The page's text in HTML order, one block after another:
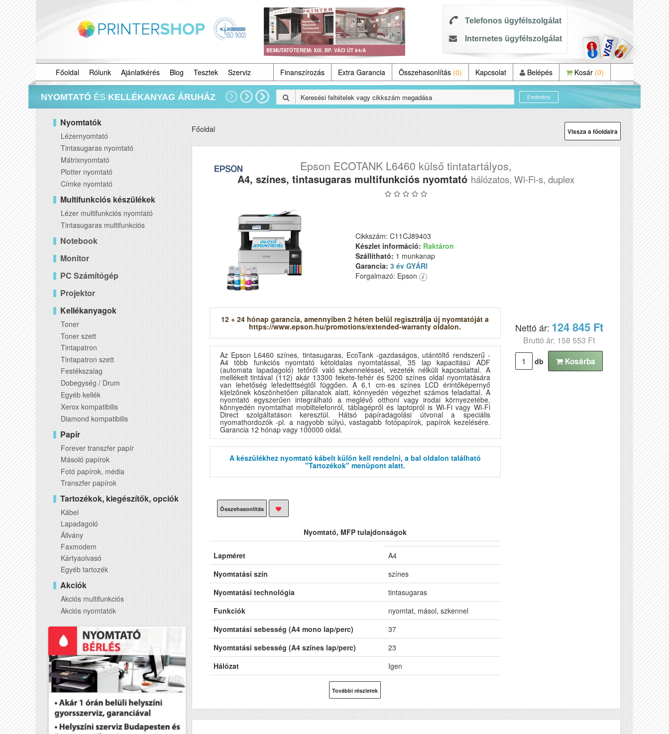
BEMUTATÓTEREM: XIII. BP. VÁCI ÚT 64/A
Telefonos ügyfélszolgálat
Internetes ügyfélszolgálat
Főoldal Rólunk Ajánlatkérés Blog Tesztek Szerviz Finanszírozás Extra Garancia Összehasonlítás (0) Kapcsolat Belépés Kosár (0)
NYOMTATÓ ÉS KELLÉKANYAG ÁRUHÁZ Eredmény
Nyomtatók
Lézernyomtató
Tintasugaras nyomtató
Mátrixnyomtató
Plotter nyomtató
Címke nyomtató
Multifunkciós készülékek
Lézer multifunkciós nyomtató
Tintasugaras multifunkciós
Notebook
Monitor
PC Számítógép
Projektor
Kellékanyagok
Toner
Toner szett
Tintapatron
Tintapatron szett
Festékszalag
Dobegység / Drum
Egyéb kellék
Xerox kompatibilis
Diamond kompatibilis
Papír
Forever transzfer papír
Másoló papírok
Fotó papírok, média
Transzfer papírok
Tartozékok, kiegészítők, opciók
Kábel
Lapadagoló
Állvány
Faxmodem
Kártyaolvasó
Egyéb tartozék
Akciók
Akciós multifunkciós
Akciós nyomtatók
Vissza a főoldalra
Főoldal
Epson ECOTANK L6460 külső tintatartályos,
A4, színes, tintasugaras multifunkciós nyomtató hálózatos, Wi-Fi-s, duplex
Cikkszám: C11CJ89403
Készlet információ: Raktáron
Szállítható: 1 munkanap
Garancia: 3 év GYÁRI
Forgalmazó: Epson
12 + 24 hónap garancia, amennyiben 2 héten belül regisztrálja új nyomtatóját a
https://www.epson.hu/promotions/extended-warranty oldalon.
Az Epson L6460 színes, tintasugaras, EcoTank -gazdaságos, utántöltő rendszerű -
A4 több funkciós nyomtató kétoldalas nyomtatással, 35 lap kapacitású ADF
(automata lapadagoló) tetőről való szkenneléssel, vezeték nélküli kapcsolattal. A
mellékelt tintával (112) akár 13300 fekete-fehér és 5200 színes oldal nyomtatására
van lehetőség lefedetttségtől függően. A 6,1 cm-es színes LCD érintőképernyő
kijelzőnek köszönhetően pillanatok alatt, könnyedén végezhet számos feladattal. A
nyomtató egyszerűen integrálható a meglévő otthoni vagy irodai környezetébe,
könnyedén nyomtathat mobiltelefonról, táblagépről és laptopról is Wi-Fi vagy Wi-Fi
Direct szolgáltatáson keresztül. Hátsó papíradagolási útvonal a speciális
nyomathordozók -pl. a nagyobb súlyú, vastagabb fotópapírok, papírok kezelésére.
Garancia 12 hónap vagy 100000 oldal.
A készülékhez nyomtató kábelt külön kell rendelni, a bal oldalon található
"Tartozékok" menüpont alatt.
Összehasonlítás
Nyomtató, MFP tulajdonságok
Lapméret
A4
Nyomtatási szín
színes
Nyomtatási technológia
tintasugaras
Funkciók
nyomtat, másol, szkennel
Nyomtatási sebesség (A4 mono lap/perc)
37
Nyomtatási sebesség (A4 színes lap/perc)
23
Hálózat
Igen
Kétoldalas, duplex nyomtatás
Igen
További részletek
Nettó ár: 124 845 Ft
Bruttó ár: 158 553 Ft
db Kosárba